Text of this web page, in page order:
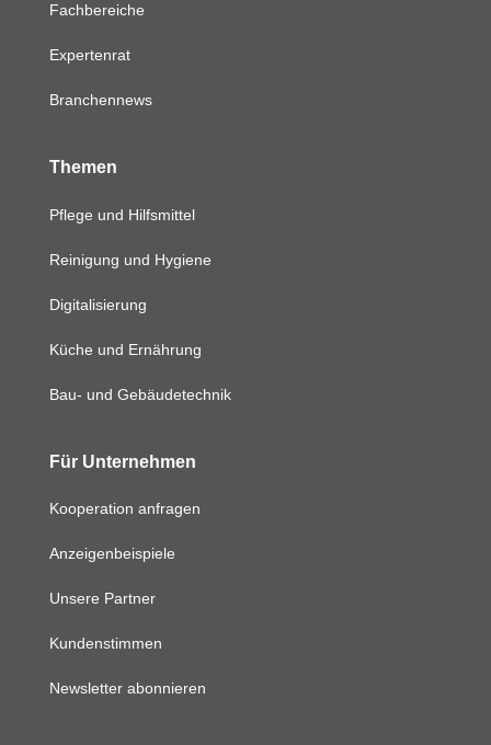
Fachbereiche
Expertenrat
Branchennews
Themen
Pflege und Hilfsmittel
Reinigung und Hygiene
Digitalisierung
Küche und Ernährung
Bau- und Gebäudetechnik
Für Unternehmen
Kooperation anfragen
Anzeigenbeispiele
Unsere Partner
Kundenstimmen
Newsletter abonnieren